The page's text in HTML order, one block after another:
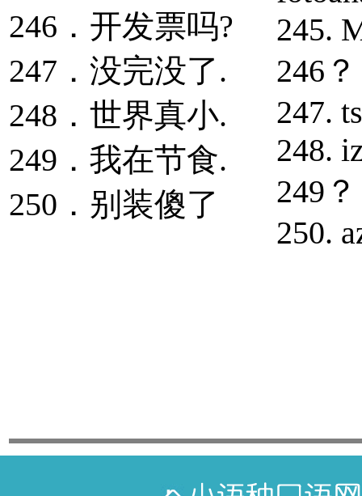
246．开发票吗?
247．没完没了.
248．世界真小.
249．我在节食.
250．别装傻了
245.
246
247.
248.
249
250.